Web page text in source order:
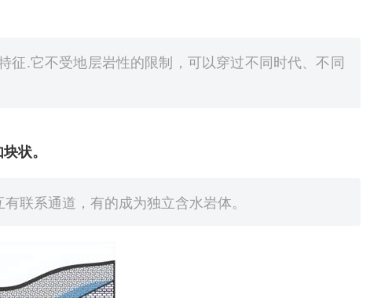
.它不受地层岩性的限制，可以穿过不同时代、不同
状。
联系通道，有的成为独立含水岩体。